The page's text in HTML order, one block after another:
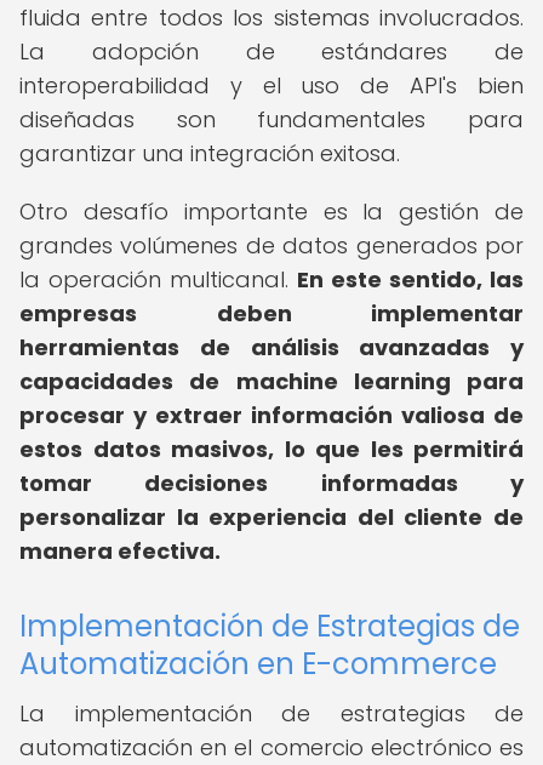
fluida entre todos los sistemas involucrados.
La adopción de estándares de
interoperabilidad y el uso de API's bien
diseñadas son fundamentales para
garantizar una integración exitosa.
Otro desafío importante es la gestión de
grandes volúmenes de datos generados por
la operación multicanal. En este sentido, las
empresas deben implementar
herramientas de análisis avanzadas y
capacidades de machine learning para
procesar y extraer información valiosa de
estos datos masivos, lo que les permitirá
tomar decisiones informadas y
personalizar la experiencia del cliente de
manera efectiva.
Implementación de Estrategias de
Automatización en E-commerce
La implementación de estrategias de
automatización en el comercio electrónico es